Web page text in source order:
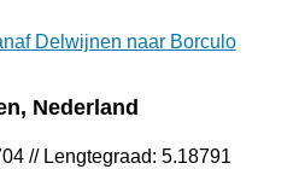
Delwijnen naar Borculo
Nederland
// Lengtegraad: 5.18791